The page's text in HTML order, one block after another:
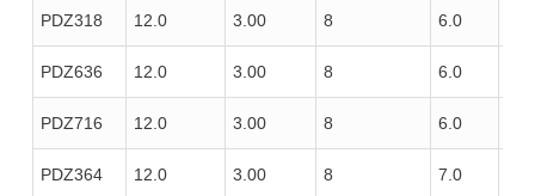
PDZ318 12.0 3.00 8 6.0
PDZ636 12.0 3.00 8 6.0
PDZ716 12.0 3.00 8 6.0
PDZ364 12.0 3.00 8 7.0